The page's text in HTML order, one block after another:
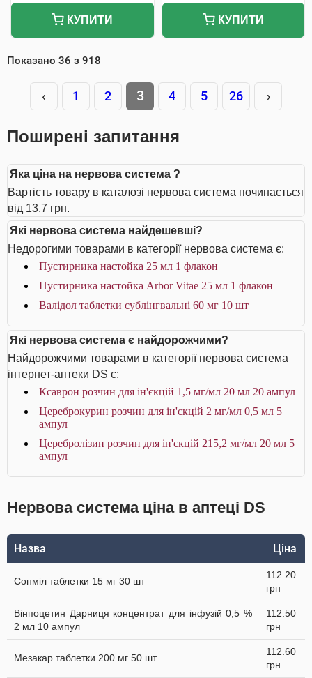
КУПИТИ КУПИТИ
Показано 36 з 918
‹ 1 2 3 4 5 26 ›
Поширені запитання
Яка ціна на нервова система ?
Вартість товару в каталозі нервова система починається
від 13.7 грн.
Які нервова система найдешевші?
Недорогими товарами в категорії нервова система є:
Пустирника настойка 25 мл 1 флакон
Пустирника настойка Arbor Vitae 25 мл 1 флакон
Валідол таблетки сублінгвальні 60 мг 10 шт
Які нервова система є найдорожчими?
Найдорожчими товарами в категорії нервова система
інтернет-аптеки DS є:
Ксаврон розчин для ін'єкцій 1,5 мг/мл 20 мл 20 ампул
Цереброкурин розчин для ін'єкцій 2 мг/мл 0,5 мл 5
ампул
Церебролізин розчин для ін'єкцій 215,2 мг/мл 20 мл 5
ампул
Нервова система ціна в аптеці DS
Назва Ціна
Сонміл таблетки 15 мг 30 шт
112.20
грн
Вінпоцетин Дарниця концентрат для інфузій 0,5 %
2 мл 10 ампул
112.50
грн
Мезакар таблетки 200 мг 50 шт
112.60
грн